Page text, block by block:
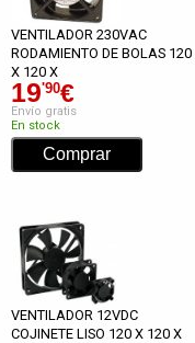
VENTILADOR 230VAC
RODAMIENTO DE BOLAS 120
X 120 X
19'90€
Envío gratis
En stock
VENTILADOR 12VDC
COJINETE LISO 120 X 120 X